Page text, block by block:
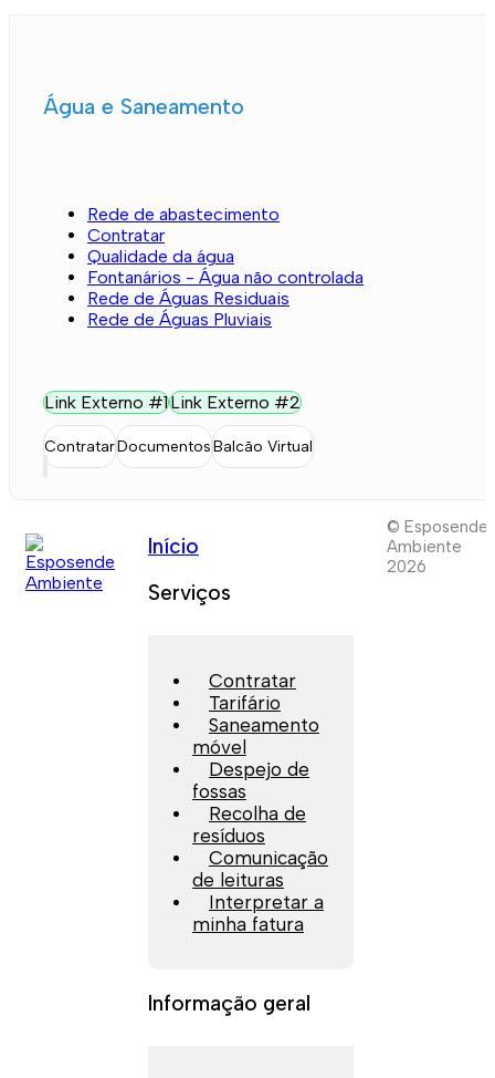
Água e Saneamento
Rede de abastecimento
Contratar
Qualidade da água
Fontanários - Água não controlada
Rede de Águas Residuais
Rede de Águas Pluviais
Link Externo #1Link Externo #2
ContratarDocumentosBalcão Virtual
Início
Serviços
Contratar
Tarifário
Saneamento
móvel
Despejo de
fossas
Recolha de
resíduos
Comunicação
de leituras
Interpretar a
minha fatura
Informação geral
© Esposende
Ambiente
2026